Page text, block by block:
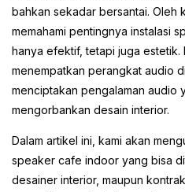
bahkan sekadar bersantai. Oleh
memahami pentingnya instalasi
hanya efektif, tetapi juga estetik.
menempatkan perangkat audio
menciptakan pengalaman audio
mengorbankan desain interior.
Dalam artikel ini, kami akan
speaker cafe indoor yang bisa
desainer interior, maupun